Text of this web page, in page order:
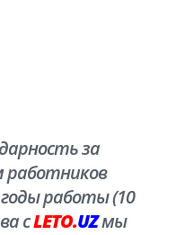
за
работников
работы (10
сLETO.UZмы